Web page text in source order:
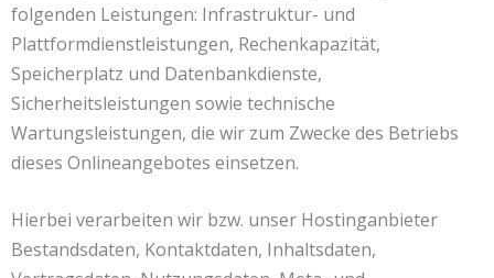
folgenden Leistungen: Infrastruktur- und
Plattformdienstleistungen, Rechenkapazität,
Speicherplatz und Datenbankdienste,
Sicherheitsleistungen sowie technische
Wartungsleistungen, die wir zum Zwecke des Betriebs
dieses Onlineangebotes einsetzen.
Hierbei verarbeiten wir bzw. unser Hostinganbieter
Bestandsdaten, Kontaktdaten, Inhaltsdaten,